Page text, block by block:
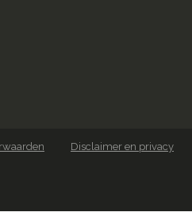
Disclaimer en privacy